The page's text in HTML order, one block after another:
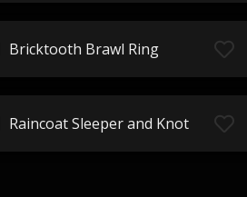
Bricktooth Brawl Ring
Raincoat Sleeper and Knot